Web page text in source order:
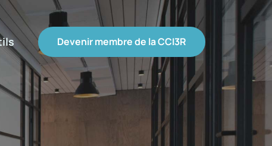
Devenir membre de la CCI3R